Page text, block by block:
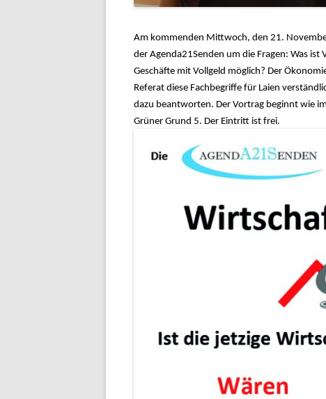
Am kommenden Mittwoch, den 21.
der Agenda21Senden um die Fragen: Was ist
Geschäfte mit Vollgeld möglich? Der
Referat diese Fachbegriffe für Laien
dazu beantworten. Der Vortrag beginnt wie
Grüner Grund 5. Der Eintritt ist frei.